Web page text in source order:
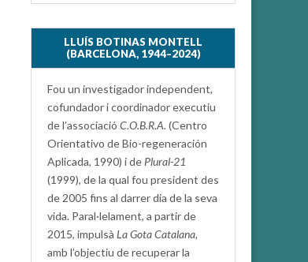
LLUÍS BOTINAS MONTELL
(BARCELONA, 1944–2024)
Fou un investigador independent,
cofundador i coordinador executiu
de l’associació C.O.B.R.A. (Centro
Orientativo de Bio-regeneración
Aplicada, 1990) i de Plural-21
(1999), de la qual fou president des
de 2005 fins al darrer dia de la seva
vida. Paral·lelament, a partir de
2015, impulsà La Gota Catalana,
amb l’objectiu de recuperar la